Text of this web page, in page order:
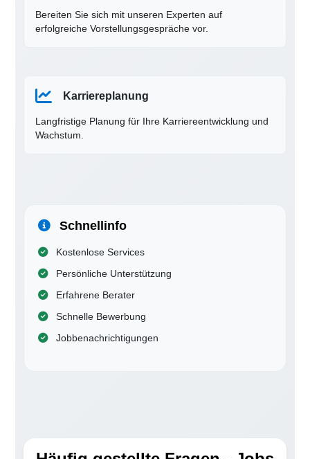
Bereiten Sie sich mit unseren Experten auf
erfolgreiche Vorstellungsgespräche vor.
Karriereplanung
Langfristige Planung für Ihre Karriereentwicklung und
Wachstum.
Schnellinfo
Kostenlose Services
Persönliche Unterstützung
Erfahrene Berater
Schnelle Bewerbung
Jobbenachrichtigungen